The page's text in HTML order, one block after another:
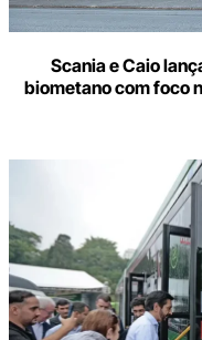
Scania e Caio
biometano com foco